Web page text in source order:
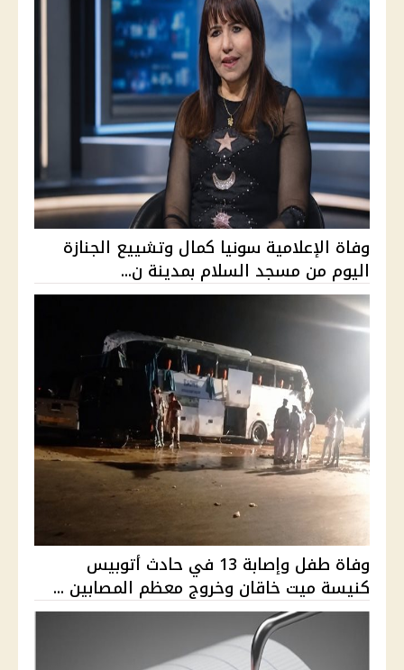
وفاة الإعلامية سونيا كمال وتشييع الجنازة
اليوم من مسجد السلام بمدينة ن...
وفاة طفل وإصابة 13 في حادث أتوبيس
كنيسة ميت خاقان وخروج معظم المصابين ...